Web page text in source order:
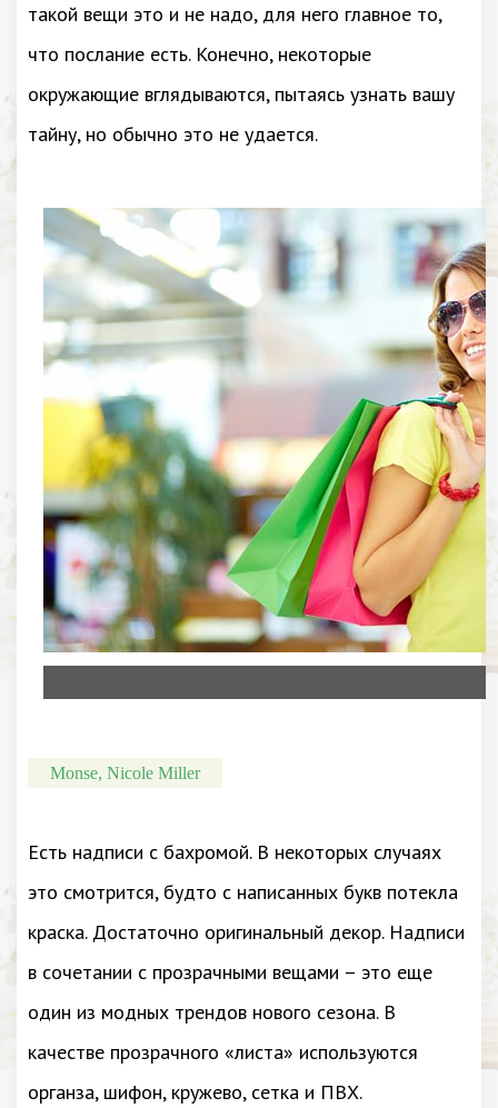
такой вещи это и не надо, для него главное то,
что послание есть. Конечно, некоторые
окружающие вглядываются, пытаясь узнать вашу
тайну, но обычно это не удается.
Monse, Nicole Miller
Есть надписи с бахромой. В некоторых случаях
это смотрится, будто с написанных букв потекла
краска. Достаточно оригинальный декор. Надписи
в сочетании с прозрачными вещами – это еще
один из модных трендов нового сезона. В
качестве прозрачного «листа» используются
органза, шифон, кружево, сетка и ПВХ.